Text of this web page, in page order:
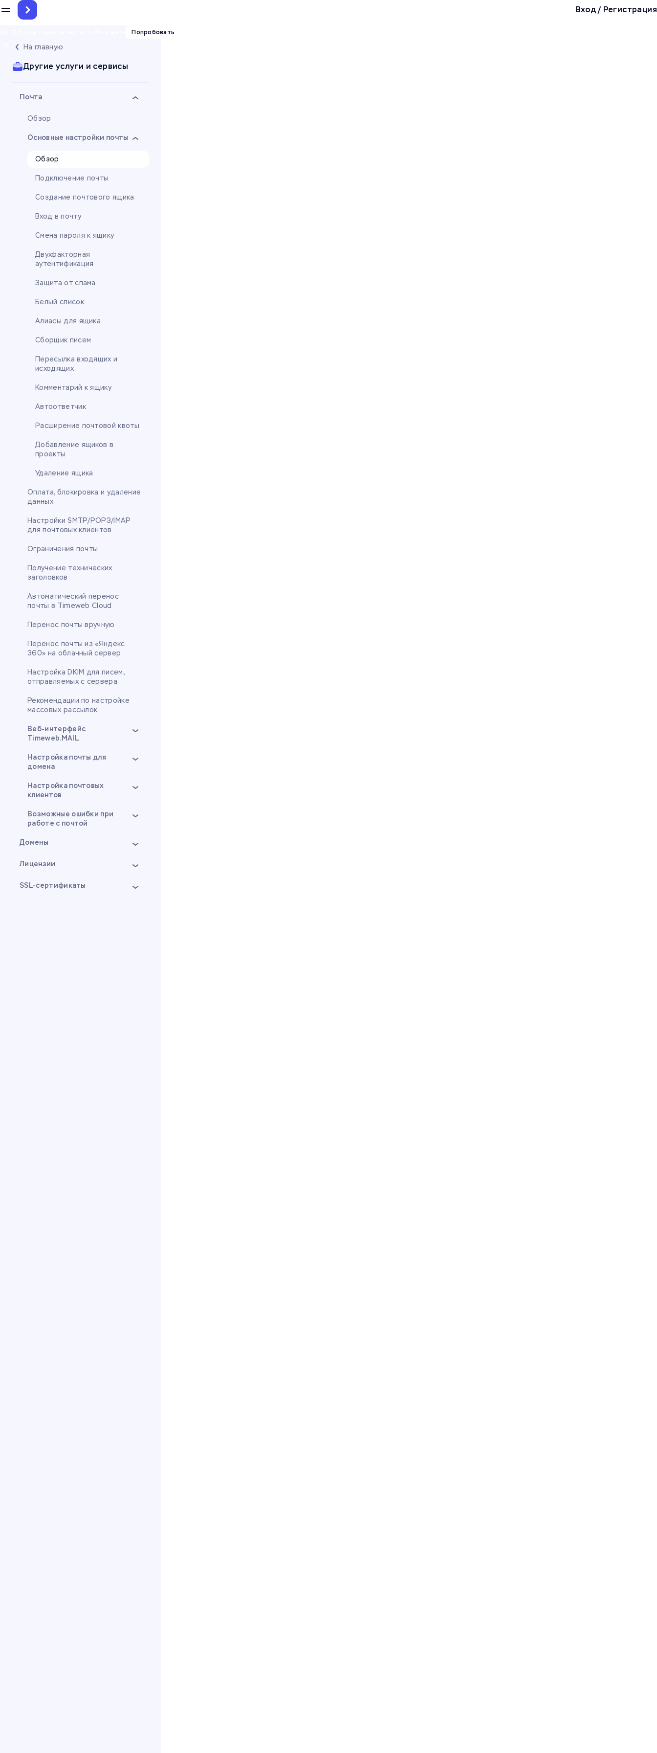
Попробовать
Вход/ Регистрация
На главную
Другие услуги и сервисы
Почта
Обзор
Основные настройки почты
Обзор
Подключение почты
Создание почтового ящика
Вход в почту
Смена пароля к ящику
Двухфакторная
аутентификация
Защита от спама
Белый список
Алиасы для ящика
Сборщик писем
Пересылка входящих и
исходящих
Комментарий к ящику
Автоответчик
Расширение почтовой квоты
Добавление ящиков в
проекты
Удаление ящика
Оплата, блокировка и удаление
данных
Настройки SMTP/POP3/IMAP
для почтовых клиентов
Ограничения почты
Получение технических
заголовков
Автоматический перенос
почты в Timeweb Cloud
Перенос почты вручную
Перенос почты из «Яндекс
360» на облачный сервер
Настройка DKIM для писем,
отправляемых с сервера
Рекомендации по настройке
массовых рассылок
Веб-интерфейс
Timeweb.MAIL
Настройка почты для
домена
Настройка почтовых
клиентов
Возможные ошибки при
работе с почтой
Домены
Лицензии
SSL-сертификаты